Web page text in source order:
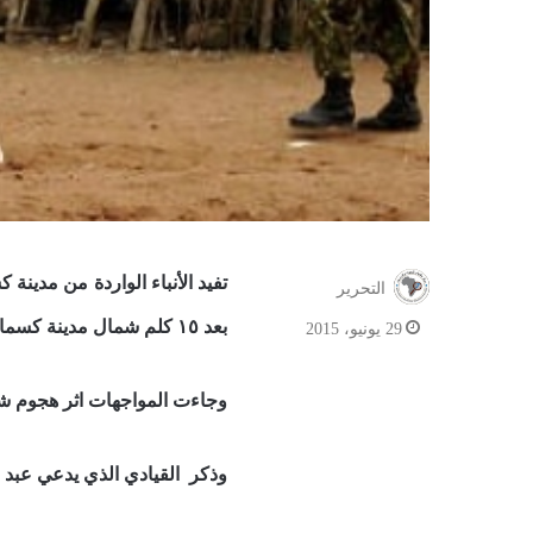
تفيد الأنباء الواردة من
بعد ١٥ كلم شمال مدينة كسمايو.
وجاءت المواجهات اثر هجوم
وذكر القيادي الذي يدعي
التحرير
29 يونيو، 2015